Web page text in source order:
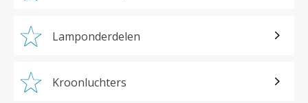
Lamponderdelen
Kroonluchters